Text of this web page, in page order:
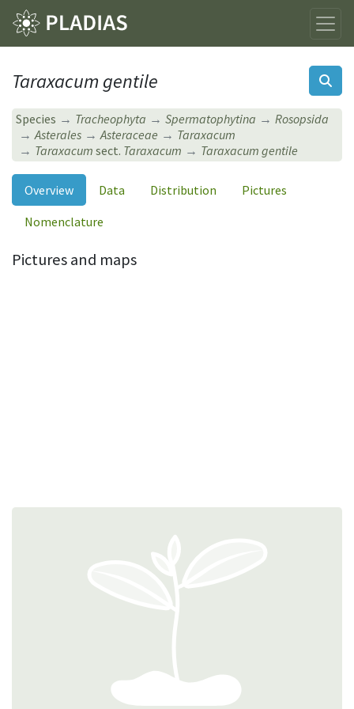
Taraxacum gentile
Species Tracheophyta Spermatophytina
Rosopsida
Asterales
Asteraceae
Taraxacum
Taraxacumsect. Taraxacum Taraxacum gentile
Overview Data Distribution
Pictures
Nomenclature
Pictures and maps